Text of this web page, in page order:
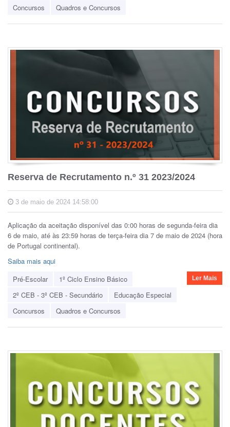
Concursos
Quadros e Concursos
Reserva de Recrutamento n.º 31 2023/2024
3 de maio de 2024 14:58:00
Aplicação da aceitação disponível das 0:00 horas de segunda-feira dia
6 de maio, até às 23:59 horas de terça-feira dia 7 de maio de 2024 (hora
de Portugal continental).
Saiba mais aqui
Pré-Escolar
1º Ciclo Ensino Básico
2º CEB - 3º CEB - Secundário
Educação Especial
Concursos
Quadros e Concursos
Ler Mais